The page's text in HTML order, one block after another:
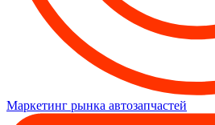
Маркетинг рынка автозапчастей